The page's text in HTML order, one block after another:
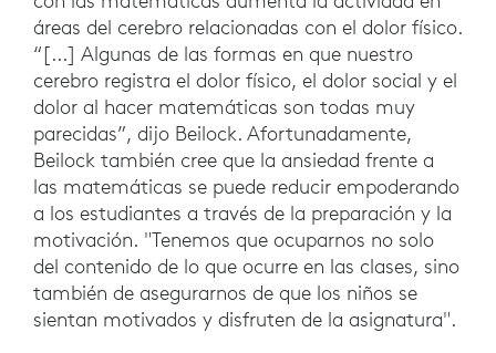
áreas del cerebro relacionadas con el dolor físico.
“[...] Algunas de las formas en que nuestro
cerebro registra el dolor físico, el dolor social y el
dolor al hacer matemáticas son todas muy
parecidas”, dijo Beilock. Afortunadamente,
Beilock también cree que la ansiedad frente a
las matemáticas se puede reducir empoderando
a los estudiantes a través de la preparación y la
motivación. "Tenemos que ocuparnos no solo
del contenido de lo que ocurre en las clases, sino
también de asegurarnos de que los niños se
sientan motivados y disfruten de la asignatura".